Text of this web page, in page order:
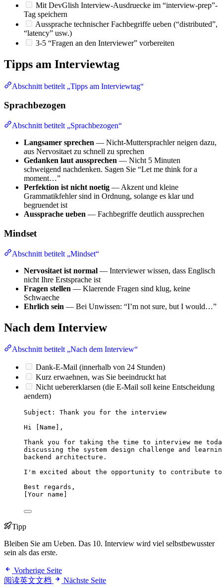
Mit DevGlish Interview-Ausdruecke im “interview-prep”-
Tag speichern
Aussprache technischer Fachbegriffe ueben (“distributed”,
“latency” usw.)
3-5 “Fragen an den Interviewer” vorbereiten
Tipps am Interviewtag
Abschnitt betitelt „Tipps am Interviewtag“
Sprachbezogen
Abschnitt betitelt „Sprachbezogen“
Langsamer sprechen — Nicht-Muttersprachler neigen dazu,
aus Nervositaet zu schnell zu sprechen
Gedanken laut aussprechen — Nicht 5 Minuten
schweigend nachdenken. Sagen Sie “Let me think for a
moment…”
Perfektion ist nicht noetig — Akzent und kleine
Grammatikfehler sind in Ordnung, solange es klar und
begruendet ist
Aussprache ueben — Fachbegriffe deutlich aussprechen
Mindset
Abschnitt betitelt „Mindset“
Nervositaet ist normal — Interviewer wissen, dass Englisch
nicht Ihre Erstsprache ist
Fragen stellen — Klaerende Fragen sind klug, keine
Schwaeche
Ehrlich sein — Bei Unwissen: “I’m not sure, but I would…”
Nach dem Interview
Abschnitt betitelt „Nach dem Interview“
Dank-E-Mail (innerhalb von 24 Stunden)
Kurz erwaehnen, was Sie beeindruckt hat
Nicht uebererklarsen (die E-Mail soll keine Entscheidung
aendern)
Subject: Thank you for the interview
Hi [Name],
Thank you for taking the time to interview me
discussing the system design challenge and
backend architecture.
I'm excited about the opportunity to contribute to
Best regards,
[Your name]
Tipp
Bleiben Sie am Ueben. Das 10. Interview wird viel selbstbewusster
sein als das erste.
Vorherige Seite
阅读英文文档
Nächste Seite